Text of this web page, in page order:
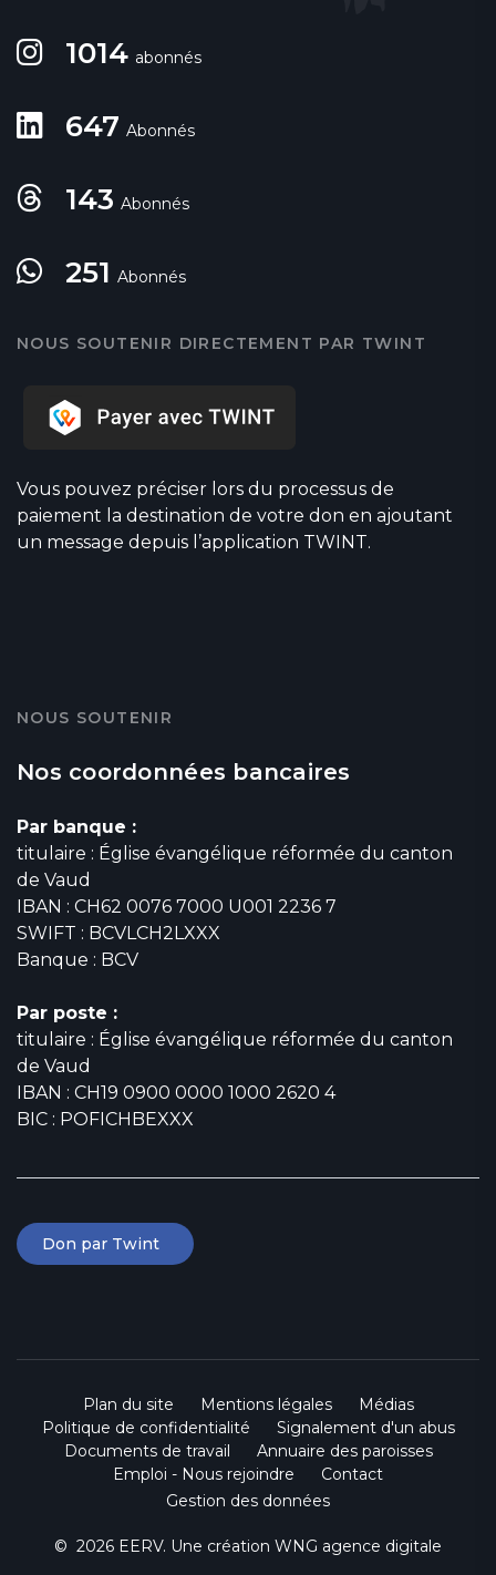
1014 abonnés
647 Abonnés
143 Abonnés
251 Abonnés
NOUS SOUTENIR DIRECTEMENT PAR TWINT
Vous pouvez préciser lors du processus de
paiement la destination de votre don en ajoutant
un message depuis l’application TWINT.
NOUS SOUTENIR
Nos coordonnées bancaires
Par banque :
titulaire : Église évangélique réformée du canton
de Vaud
IBAN : CH62 0076 7000 U001 2236 7
SWIFT : BCVLCH2LXXX
Banque : BCV
Par poste :
titulaire : Église évangélique réformée du canton
de Vaud
IBAN : CH19 0900 0000 1000 2620 4
BIC : POFICHBEXXX
Don par Twint
Plan du site Mentions légales
Médias
Politique de confidentialité
Signalement d'un abus
Documents de travail
Annuaire des paroisses
Emploi - Nous rejoindre
Contact
Gestion des données
© 2026 EERV. Une création WNG agence digitale